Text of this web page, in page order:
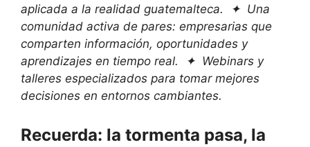
aplicada a la realidad guatemalteca. ✦ Una
comunidad activa de pares: empresarias que
comparten información, oportunidades y
aprendizajes en tiempo real. ✦ Webinars y
talleres especializados para tomar mejores
decisiones en entornos cambiantes.
Recuerda: la tormenta pasa, la